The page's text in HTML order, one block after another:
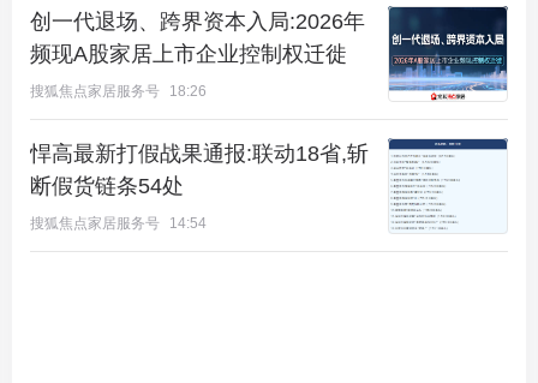
总结：项目较大的优势就是价格，昌平较新拿地起步
海淀北部发展的带动，相信周边各方面配套会更加完
善。
创一代退场、跨界资本入局:2026年
频现A股家居上市企业控制权迁徙
搜狐焦点家居服务号 18:26
悍高最新打假战果通报:联动18省,斩
断假货链条54处
搜狐焦点家居服务号 14:54